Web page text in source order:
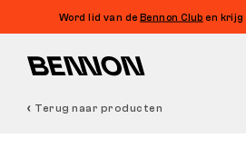
Word lid van de Bennon Club en krijg
Terug naar producten